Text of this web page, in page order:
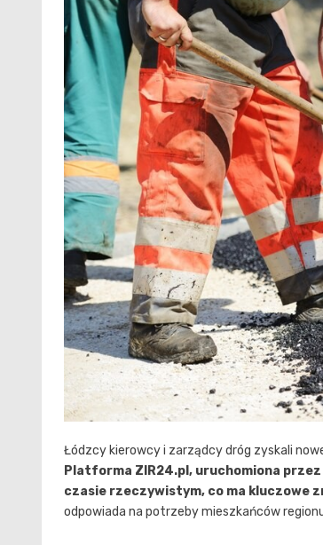
Łódzcy kierowcy i zarządcy dróg zyskali
Platforma ZIR24.pl, uruchomiona
czasie rzeczywistym, co ma kluczowe
odpowiada na potrzeby mieszkańców